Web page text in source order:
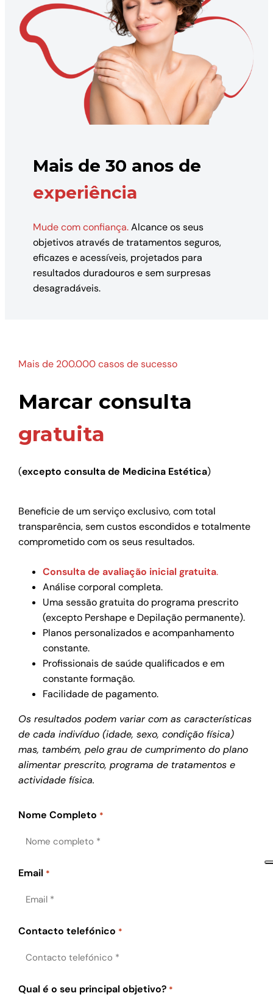
Mais de 30 anos de
experiência
Mude com confiança.Alcance os seus
objetivos através de tratamentos seguros,
eficazes e acessíveis, projetados para
resultados duradouros e sem surpresas
desagradáveis.
Mais de 200.000 casos de sucesso
Marcar consulta
gratuita
(excepto consulta de Medicina Estética)
Beneficie de um serviço exclusivo, com total
transparência, sem custos escondidos e totalmente
comprometido com os seus resultados.
Consulta de avaliação inicial gratuita.
Análise corporal completa.
Uma sessão gratuita do programa prescrito
(excepto Pershape e Depilação permanente).
Planos personalizados e acompanhamento
constante.
Profissionais de saúde qualificados e em
constante formação.
Facilidade de pagamento.
Os resultados podem variar com as características
de cada indivíduo (idade, sexo, condição física)
mas, também, pelo grau de cumprimento do plano
alimentar prescrito, programa de tratamentos e
actividade física.
Nome Completo *
Email *
Contacto telefónico *
Qual é o seu principal objetivo? *